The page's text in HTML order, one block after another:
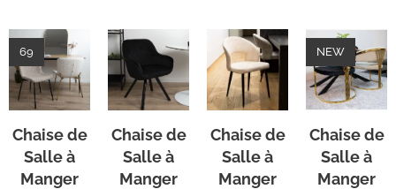
Chaise de
Salle à
Manger
69
Chaise de
Salle à
Manger
Chaise de
Salle à
Manger
Chaise de
Salle à
Manger
NEW